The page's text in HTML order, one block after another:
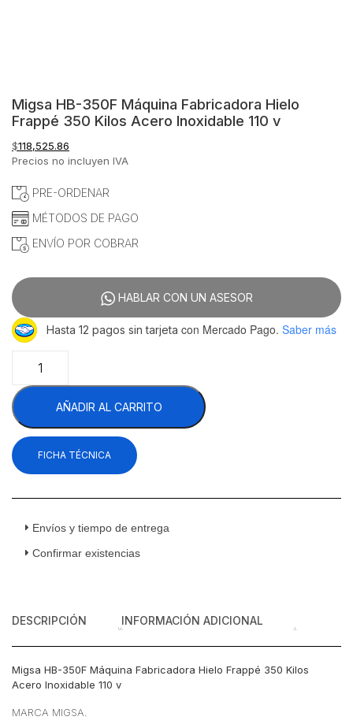
Migsa HB-350F Máquina Fabricadora Hielo
Frappé 350 Kilos Acero Inoxidable 110 v
$118,525.86
Precios no incluyen IVA
PRE-ORDENAR
MÉTODOS DE PAGO
ENVÍO POR COBRAR
HABLAR CON UN ASESOR
Hasta 12 pagos sin tarjeta con Mercado Pago. Saber más
350F
Máquina
Fabricadora
Hielo
Frappé
350
Inoxidable
AÑADIR AL CARRITO
FICHA TÉCNICA
Envíos y tiempo de entrega
Confirmar existencias
DESCRIPCIÓN INFORMACIÓN ADICIONAL
Migsa HB-350F Máquina Fabricadora Hielo Frappé 350 Kilos
Acero Inoxidable 110 v
MARCA MIGSA.